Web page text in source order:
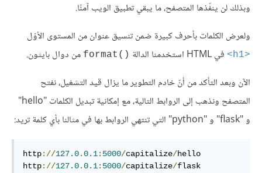
وبذلك لن ينفّذها المتصفح، ما يبقي تطبيق الويب آمنًا.
ولعرض الكلمات بأحرف كبيرة ضمن تنسيق عنوان من المستوى الأوّل
<h1> في HTML استخدمنا الدالة ()format
من دوال بايثون.
الآن وبعد التأكد من أنّ خادم التطوير ما يزال قيد التشغيل، نفتح
المتصفح ونذهب إلى الروابط التالية، مع إمكانية تبديل الكلمات "hello"
و "flask" و "python" التي تنتهي الروابط بها في مثالنا بأي كلمة تريد:
http://127.0.0.1: 5000/capitalize/hello
http://127.0.0.1: 5000/capitalize/flask